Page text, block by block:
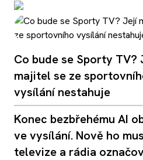
Co bude se Sporty TV?
majitel se ze
vysílání nestahuje
Konec bezbřehému AI
ve vysílání. Nově ho
televize a rádia